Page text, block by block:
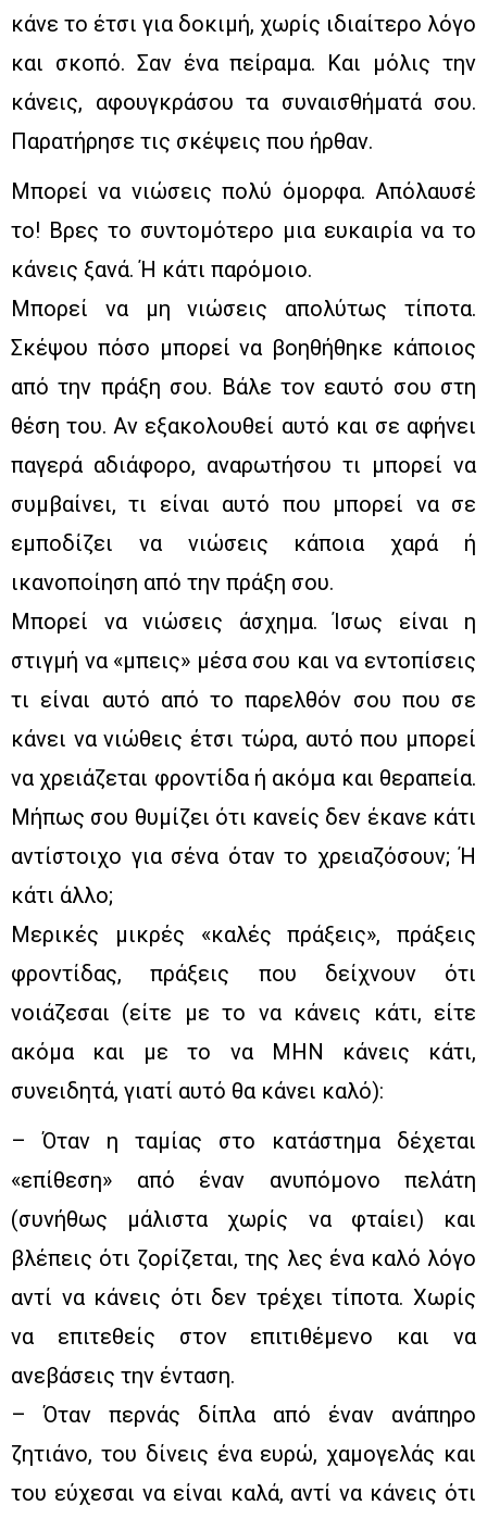
κάνε το έτσι για δοκιμή, χωρίς ιδιαίτερο λόγο
και σκοπό. Σαν ένα πείραμα. Και μόλις την
κάνεις, αφουγκράσου τα συναισθήματά σου.
Παρατήρησε τις σκέψεις που ήρθαν.
Μπορεί να νιώσεις πολύ όμορφα. Απόλαυσέ
το! Βρες το συντομότερο μια ευκαιρία να το
κάνεις ξανά. Ή κάτι παρόμοιο.
Μπορεί να μη νιώσεις απολύτως τίποτα.
Σκέψου πόσο μπορεί να βοηθήθηκε κάποιος
από την πράξη σου. Βάλε τον εαυτό σου στη
θέση του. Αν εξακολουθεί αυτό και σε αφήνει
παγερά αδιάφορο, αναρωτήσου τι μπορεί να
συμβαίνει, τι είναι αυτό που μπορεί να σε
εμποδίζει να νιώσεις κάποια χαρά ή
ικανοποίηση από την πράξη σου.
Μπορεί να νιώσεις άσχημα. Ίσως είναι η
στιγμή να «μπεις» μέσα σου και να εντοπίσεις
τι είναι αυτό από το παρελθόν σου που σε
κάνει να νιώθεις έτσι τώρα, αυτό που μπορεί
να χρειάζεται φροντίδα ή ακόμα και θεραπεία.
Μήπως σου θυμίζει ότι κανείς δεν έκανε κάτι
αντίστοιχο για σένα όταν το χρειαζόσουν; Ή
κάτι άλλο;
Μερικές μικρές «καλές πράξεις», πράξεις
φροντίδας, πράξεις που δείχνουν ότι
νοιάζεσαι (είτε με το να κάνεις κάτι, είτε
ακόμα και με το να ΜΗΝ κάνεις κάτι,
συνειδητά, γιατί αυτό θα κάνει καλό):
– Όταν η ταμίας στο κατάστημα δέχεται
«επίθεση» από έναν ανυπόμονο πελάτη
(συνήθως μάλιστα χωρίς να φταίει) και
βλέπεις ότι ζορίζεται, της λες ένα καλό λόγο
αντί να κάνεις ότι δεν τρέχει τίποτα. Χωρίς
να επιτεθείς στον επιτιθέμενο και να
ανεβάσεις την ένταση.
– Όταν περνάς δίπλα από έναν ανάπηρο
ζητιάνο, του δίνεις ένα ευρώ, χαμογελάς και
του εύχεσαι να είναι καλά, αντί να κάνεις ότι